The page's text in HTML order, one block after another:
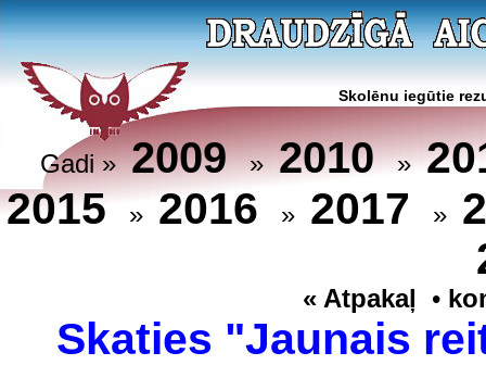
Skolēnu iegūtie
Gadi »2009»2010»
2015 » 2016 » 2017 »
« Atpakaļ •
Skaties "Jaunais